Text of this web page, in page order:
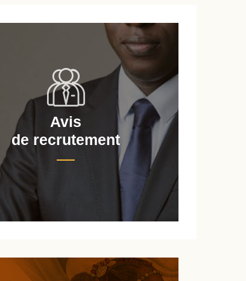
Avis
de recrutement